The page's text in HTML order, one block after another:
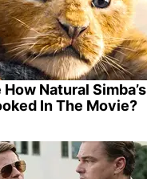
Natural Simba’s
In The Movie?